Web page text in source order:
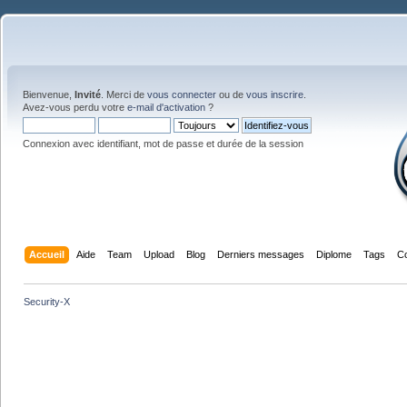
Bienvenue, Invité . Merci de vous connecter ou de vous inscrire
Avez-vous perdu votre e-mail d'activation ?
Connexion avec identifiant, mot de passe et durée de la session
Accueil Aide Team Upload Blog Derniers messages Diplome Tags
Security-X